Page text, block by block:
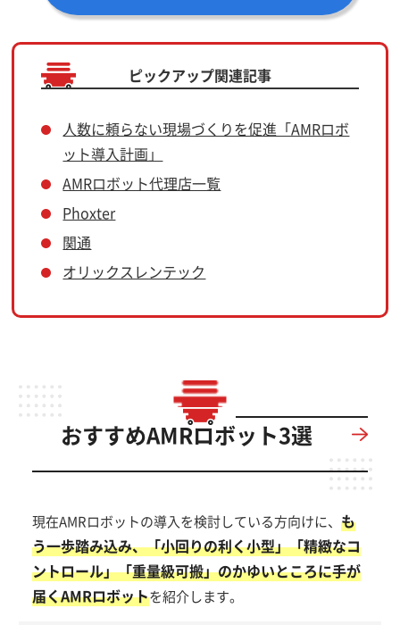
ピックアップ関連記事
人数に頼らない現場づくりを促進「AMRロボ
ット導入計画」
AMRロボット代理店一覧
Phoxter
関通
オリックスレンテック
おすすめAMRロボット3選
現在AMRロボットの導入を検討している方向けに、も
う一歩踏み込み、「小回りの利く小型」「精緻なコ
ントロール」「重量級可搬」のかゆいところに手が
届くAMRロボットを紹介します。